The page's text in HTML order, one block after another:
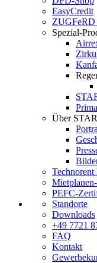
EasyCredit
ZUGFeRD
Spezial-
Über
Technorent
PEFC-
Standorte
Downloads
+49 7721
FAQ
Kontakt